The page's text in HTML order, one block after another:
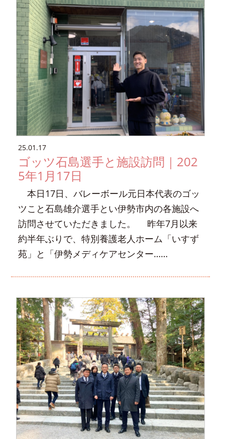
25.01.17
ゴッツ石島選手と施設訪問｜202
5年1月17日
本日17日、バレーボール元日本代表のゴッ
ツこと石島雄介選手とい伊勢市内の各施設へ
訪問させていただきました。 昨年7月以来
約半年ぶりで、特別養護老人ホーム「いすず
苑」と「伊勢メディケアセンター……